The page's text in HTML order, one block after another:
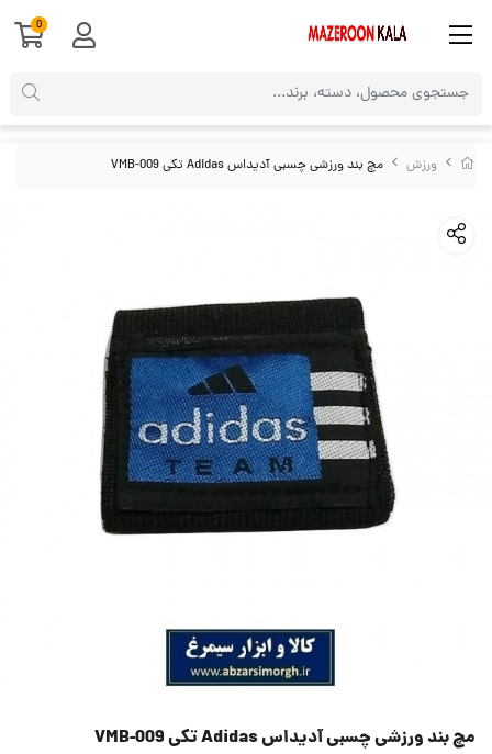
ورزش مچ بند ورزشی چسبی آدیداس Adidas تکی VMB-009
مچ بند ورزشی چسبی آدیداس Adidas تکی VMB-009
0